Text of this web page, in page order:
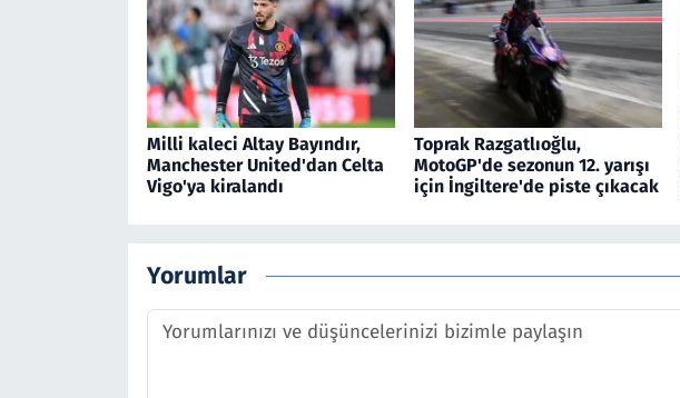
Milli kaleci Altay Bayındır,
Manchester United'dan Celta
Vigo'ya kiralandı
Toprak Razgatlıoğlu,
MotoGP'de sezonun 12. yarışı
için İngiltere'de piste çıkacak
Yorumlar